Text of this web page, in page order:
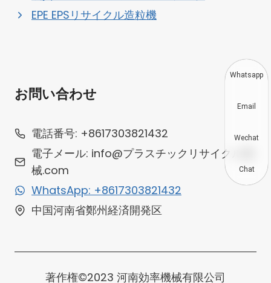
EPE EPSリサイクル造粒機
お問い合わせ
電話番号: +8617303821432
電子メール: info@プラスチックリサイクル機
械.com
WhatsApp: +8617303821432
中国河南省鄭州経済開発区
著作権©2023 河南効率機械有限公司
Whatsapp
Email
Wechat
Chat